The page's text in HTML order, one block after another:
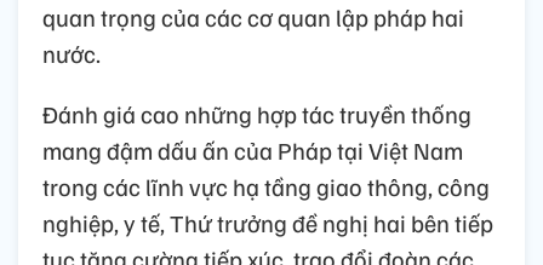
quan trọng của các cơ quan lập pháp hai
nước.
Đánh giá cao những hợp tác truyền thống
mang đậm dấu ấn của Pháp tại Việt Nam
trong các lĩnh vực hạ tầng giao thông, công
nghiệp, y tế, Thứ trưởng đề nghị hai bên tiếp